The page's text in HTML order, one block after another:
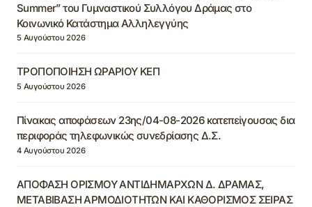
Summer” του Γυμναστικού Συλλόγου Δράμας στο
Κοινωνικό Κατάστημα Αλληλεγγύης
5 Αυγούστου 2026
ΤΡΟΠΟΠΟΙΗΣΗ ΩΡΑΡΙΟΥ ΚΕΠ
5 Αυγούστου 2026
Πίνακας αποφάσεων 23ης/04-08-2026 κατεπείγουσας δια
περιφοράς τηλεφωνικώς συνεδρίασης Δ.Σ.
4 Αυγούστου 2026
ΑΠΟΦΑΣΗ ΟΡΙΣΜΟΥ ΑΝΤΙΔΗΜΑΡΧΩΝ Δ. ΔΡΑΜΑΣ,
ΜΕΤΑΒΙΒΑΣΗ ΑΡΜΟΔΙΟΤΗΤΩΝ ΚΑΙ ΚΑΘΟΡΙΣΜΟΣ ΣΕΙΡΑΣ